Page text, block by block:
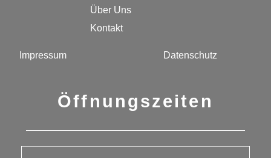
Über Uns
Kontakt
Impressum Datenschutz
Öffnungszeiten